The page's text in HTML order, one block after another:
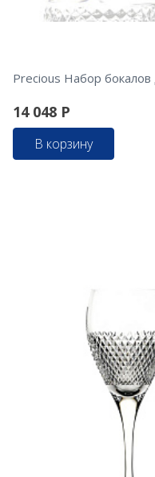
Precious Набор
14 048 Р
В корзину